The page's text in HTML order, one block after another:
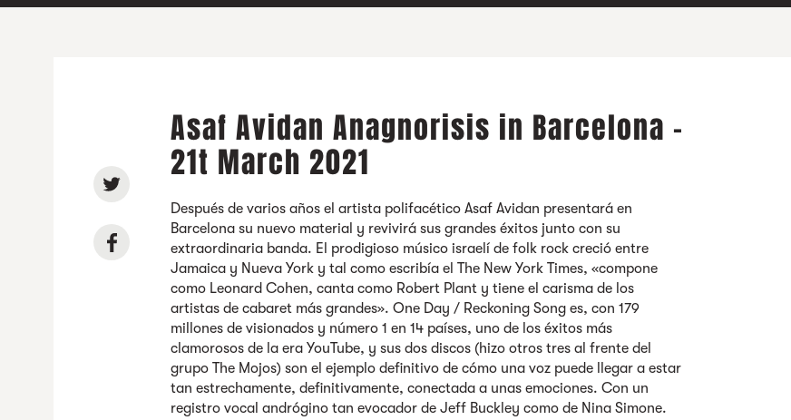
Asaf Avidan Anagnorisis in Barcelona -
21t March 2021
Después de varios años el artista polifacético Asaf Avidan presentará en
Barcelona su nuevo material y revivirá sus grandes éxitos junto con su
extraordinaria banda. El prodigioso músico israelí de folk rock creció entre
Jamaica y Nueva York y tal como escribía el The New York Times, «compone
como Leonard Cohen, canta como Robert Plant y tiene el carisma de los
artistas de cabaret más grandes». One Day / Reckoning Song es, con 179
millones de visionados y número 1 en 14 países, uno de los éxitos más
clamorosos de la era YouTube, y sus dos discos (hizo otros tres al frente del
grupo The Mojos) son el ejemplo definitivo de cómo una voz puede llegar a estar
tan estrechamente, definitivamente, conectada a unas emociones. Con un
registro vocal andrógino tan evocador de Jeff Buckley como de Nina Simone.